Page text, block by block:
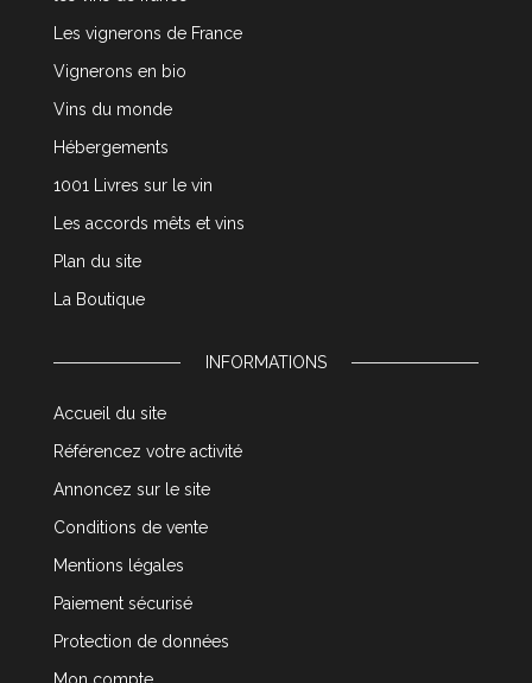
Les vignerons de France
Vignerons en bio
Vins du monde
Hébergements
1001 Livres sur le vin
Les accords mêts et vins
Plan du site
La Boutique
INFORMATIONS
Accueil du site
Référencez votre activité
Annoncez sur le site
Conditions de vente
Mentions légales
Paiement sécurisé
Protection de données